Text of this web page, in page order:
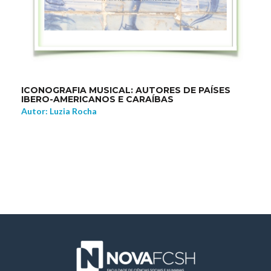
ICONOGRAFIA MUSICAL: AUTORES DE PAÍSES
IBERO-AMERICANOS E CARAÍBAS
Autor: Luzia Rocha